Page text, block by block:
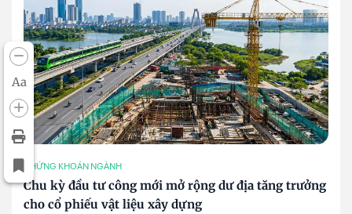
Aa
CHỨNG KHOÁN NGÀNH
Chu kỳ đầu tư công mới mở rộng dư địa tăng trưởng
cho cổ phiếu vật liệu xây dựng